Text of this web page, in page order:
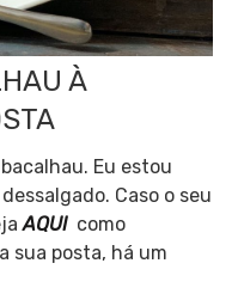
À
Eu estou
Caso o seu
AQUI como
sua posta, há um